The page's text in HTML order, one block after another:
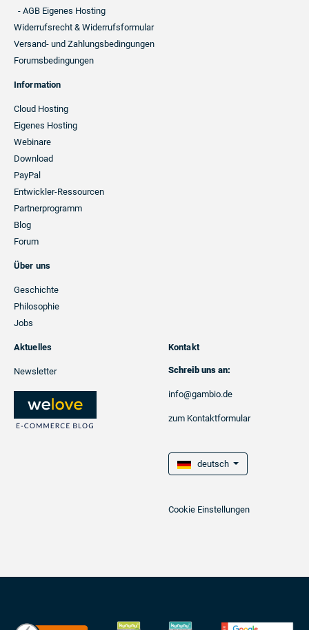
- AGB Eigenes Hosting
Widerrufsrecht & Widerrufsformular
Versand- und Zahlungsbedingungen
Forumsbedingungen
Information
Cloud Hosting
Eigenes Hosting
Webinare
Download
PayPal
Entwickler-Ressourcen
Partnerprogramm
Blog
Forum
Über uns
Geschichte
Philosophie
Jobs
Aktuelles
Newsletter
Kontakt
Schreib uns an:
info@gambio.de
zum Kontaktformular
deutsch
Cookie Einstellungen